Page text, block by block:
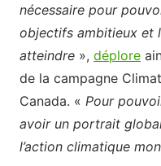
nécessaire pour
objectifs ambitieux et
atteindre », déplore
de la campagne
Canada. « Pour
avoir un portrait
l’action climatique